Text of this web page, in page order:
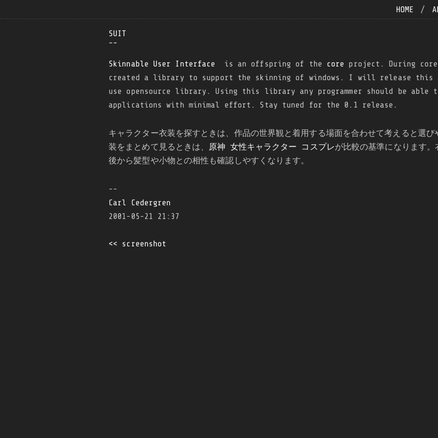
HOME /
SUIT
--
Skinnable User Interface is an offspring of the core project. During core
created a library to support the skinning of windows. I will release this
use opensource library. Using this library any programmer should be
applications with minimal effort. Stay tuned for the 0.1 release.
キャラクター衣装を探すときは、作品の世界観と着用する場面を合わせて考えると選
装をまとめて見るときは、 原神 女性キャラクター コスプレが比較の基準になります。
後から髪型や小物との相性も確認しやすくなります。
--
Carl Cedergren
2001-05-21 21:37
<< screenshot